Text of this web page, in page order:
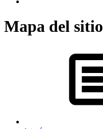
Mapa del sitio